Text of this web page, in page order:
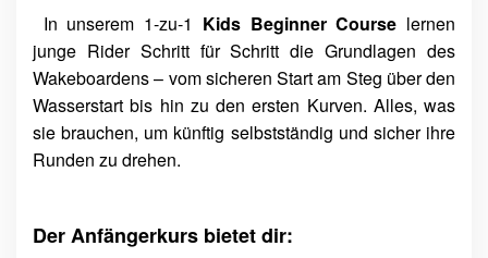
In unserem 1‑zu‑1 Kids Beginner Course lernen
junge Rider Schritt für Schritt die Grundlagen des
Wakeboardens – vom sicheren Start am Steg über den
Wasserstart bis hin zu den ersten Kurven. Alles, was
sie brauchen, um künftig selbstständig und sicher ihre
Runden zu drehen.
Der Anfängerkurs bietet dir: